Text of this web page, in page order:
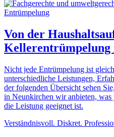
Von der
Kellerentrümpelung
Nicht jede Entrümpelung ist
unterschiedliche Leistungen,
der folgenden Übersicht sehen
in Neunkirchen wir anbieten,
die Leistung geeignet ist.
Verständnisvoll. Diskret.